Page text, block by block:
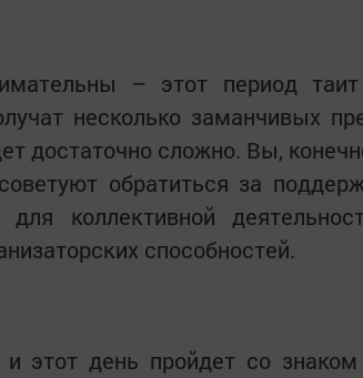
– этот период
несколько заманчивых
достаточно сложно. Вы,
обратиться за
коллективной
способностей.
и этот день пройдет со